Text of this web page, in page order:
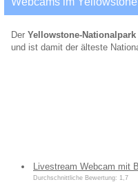
Der Yellowstone-Nationalpark
und ist damit der älteste
Livestream Webcam mit
Durchschnittliche Bewertung: 1,7